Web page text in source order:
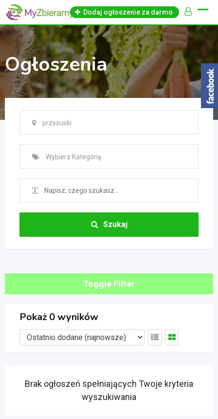
Skip
content
Dodaj ogłoszenie za darmo
Ogłoszenia
przysuski
Wybierz Kategorię
Szukaj
Toggle Filter
Pokaż 0 wyników
Brak ogłoszeń spełniających Twoje kryteria
wyszukiwania